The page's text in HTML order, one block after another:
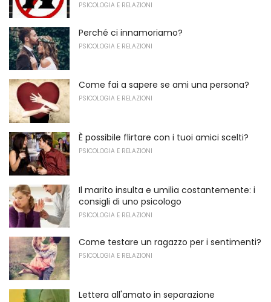
PSICOLOGIA E RELAZIONI
Perché ci innamoriamo?
PSICOLOGIA E RELAZIONI
Come fai a sapere se ami una persona?
PSICOLOGIA E RELAZIONI
È possibile flirtare con i tuoi amici scelti?
PSICOLOGIA E RELAZIONI
Il marito insulta e umilia costantemente: i
consigli di uno psicologo
PSICOLOGIA E RELAZIONI
Come testare un ragazzo per i sentimenti?
PSICOLOGIA E RELAZIONI
Lettera all'amato in separazione